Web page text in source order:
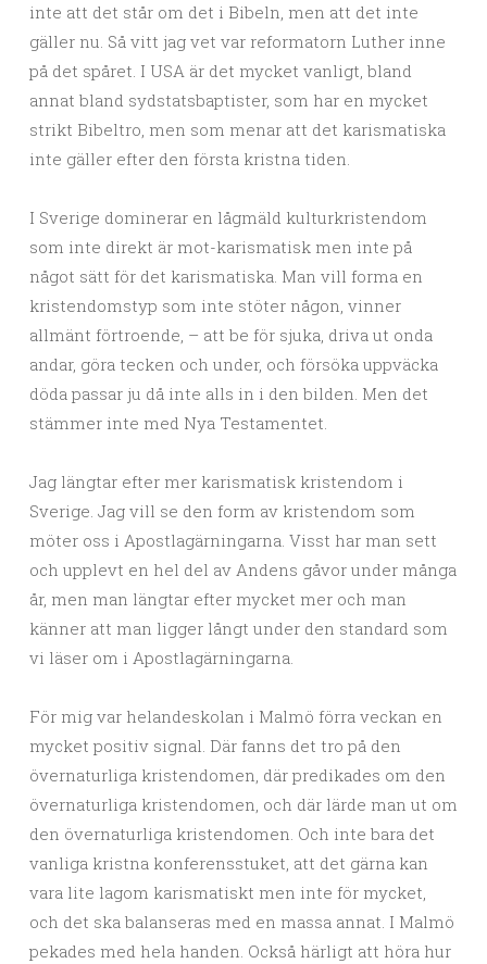
inte att det står om det i Bibeln, men att det inte
gäller nu. Så vitt jag vet var reformatorn Luther inne
på det spåret. I USA är det mycket vanligt, bland
annat bland sydstatsbaptister, som har en mycket
strikt Bibeltro, men som menar att det karismatiska
inte gäller efter den första kristna tiden.
I Sverige dominerar en lågmäld kulturkristendom
som inte direkt är mot-karismatisk men inte på
något sätt för det karismatiska. Man vill forma en
kristendomstyp som inte stöter någon, vinner
allmänt förtroende, – att be för sjuka, driva ut onda
andar, göra tecken och under, och försöka uppväcka
döda passar ju då inte alls in i den bilden. Men det
stämmer inte med Nya Testamentet.
Jag längtar efter mer karismatisk kristendom i
Sverige. Jag vill se den form av kristendom som
möter oss i Apostlagärningarna. Visst har man sett
och upplevt en hel del av Andens gåvor under många
år, men man längtar efter mycket mer och man
känner att man ligger långt under den standard som
vi läser om i Apostlagärningarna.
För mig var helandeskolan i Malmö förra veckan en
mycket positiv signal. Där fanns det tro på den
övernaturliga kristendomen, där predikades om den
övernaturliga kristendomen, och där lärde man ut om
den övernaturliga kristendomen. Och inte bara det
vanliga kristna konferensstuket, att det gärna kan
vara lite lagom karismatiskt men inte för mycket,
och det ska balanseras med en massa annat. I Malmö
pekades med hela handen. Också härligt att höra hur